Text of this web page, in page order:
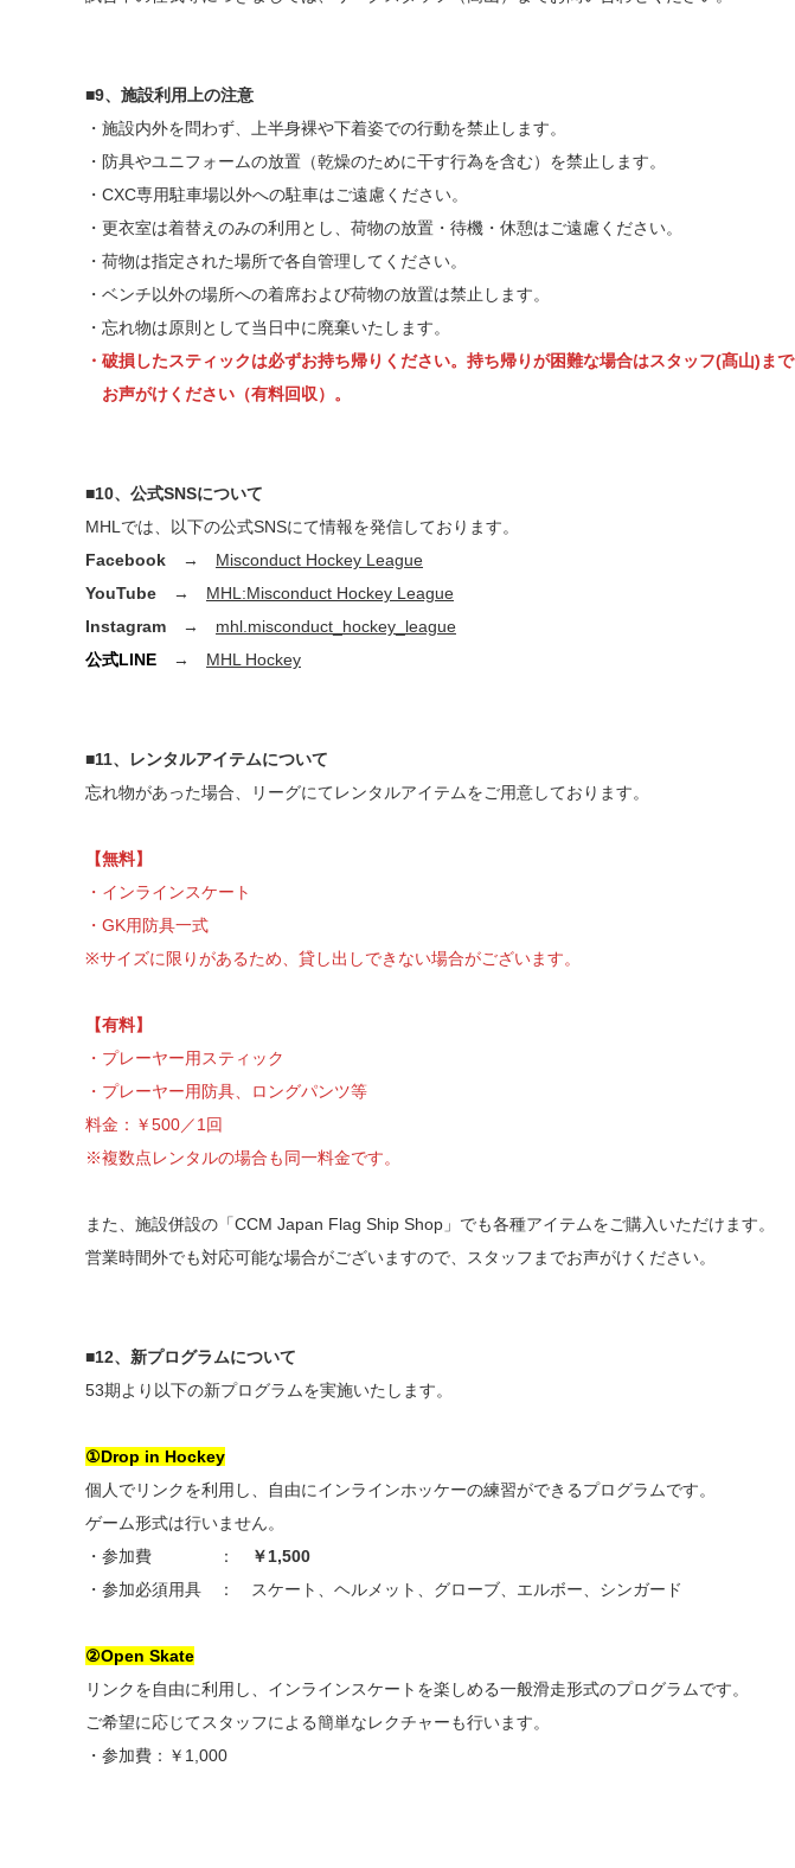
■9、施設利用上の注意
・施設内外を問わず、上半身裸や下着姿での行動を禁止します。
・防具やユニフォームの放置（乾燥のために干す行為を含む）を禁止します。
・CXC専用駐車場以外への駐車はご遠慮ください。
・更衣室は着替えのみの利用とし、荷物の放置・待機・休憩はご遠慮ください。
・荷物は指定された場所で各自管理してください。
・ベンチ以外の場所への着席および荷物の放置は禁止します。
・忘れ物は原則として当日中に廃棄いたします。
・破損したスティックは必ずお持ち帰りください。持ち帰りが困難な場合はスタッフ(髙山)まで
お声がけください（有料回収）。
■10、公式SNSについて
MHLでは、以下の公式SNSにて情報を発信しております。
Facebook → Misconduct Hockey League
YouTube → MHL:Misconduct Hockey League
Instagram → mhl.misconduct_hockey_league
公式LINE → MHL Hockey
■11、レンタルアイテムについて
忘れ物があった場合、リーグにてレンタルアイテムをご用意しております。
【無料】
・インラインスケート
・GK用防具一式
※サイズに限りがあるため、貸し出しできない場合がございます。
【有料】
・プレーヤー用スティック
・プレーヤー用防具、ロングパンツ等
料金：￥500／1回
※複数点レンタルの場合も同一料金です。
また、施設併設の「CCM Japan Flag Ship Shop」でも各種アイテムをご購入いただけます。
営業時間外でも対応可能な場合がございますので、スタッフまでお声がけください。
■12、新プログラムについて
53期より以下の新プログラムを実施いたします。
①Drop in Hockey
個人でリンクを利用し、自由にインラインホッケーの練習ができるプログラムです。
ゲーム形式は行いません。
・参加費 ：
￥1,500
・参加必須用具 ： スケート、ヘルメット、グローブ、エルボー、シンガード
②Open Skate
リンクを自由に利用し、インラインスケートを楽しめる一般滑走形式のプログラムです。
ご希望に応じてスタッフによる簡単なレクチャーも行います。
・参加費：￥1,000